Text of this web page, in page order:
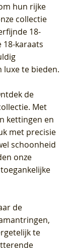
hun rijke
collectie
18-
karaats
luxe te bieden.
de
Met
kettingen en
met precisie
schoonheid
onze
de
te